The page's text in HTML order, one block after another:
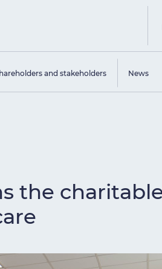
and stakeholders News
the